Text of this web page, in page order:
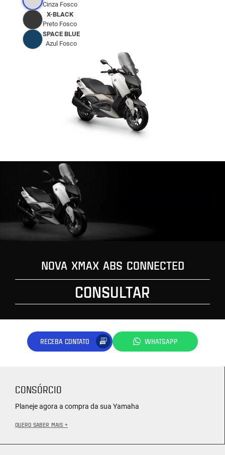
Cinza Fosco
X-BLACK
Preto Fosco
SPACE BLUE
Azul Fosco
NOVA XMAX ABS CONNECTED
CONSULTAR
RECEBA CONTATO WHATSAPP
CONSÓRCIO
Planeje agora a compra da sua Yamaha
QUERO SABER MAIS +